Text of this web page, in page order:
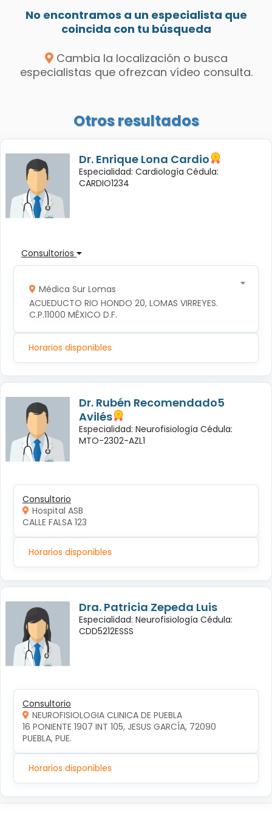
No encontramos a un especialista que
coincida con tu búsqueda
Cambia la localización o busca
especialistas que ofrezcan vídeo consulta.
Otros resultados
Dr. Enrique Lona Cardio
Especialidad: Cardiología Cédula:
CARDIO1234
Consultorios
Médica Sur Lomas
ACUEDUCTO RIO HONDO 20, LOMAS VIRREYES.
C.P.11000 MÉXICO D.F.
Horarios disponibles
Dr. Rubén Recomendado5
Avilés
Especialidad: Neurofisiología Cédula:
MTO-2302-AZL1
Consultorio
Hospital ASB
CALLE FALSA 123
Horarios disponibles
Dra. Patricia Zepeda Luis
Especialidad: Neurofisiología Cédula:
CDD5212ESSS
Consultorio
NEUROFISIOLOGIA CLINICA DE PUEBLA
16 PONIENTE 1907 INT 105, JESUS GARCÍA, 72090
PUEBLA, PUE.
Horarios disponibles